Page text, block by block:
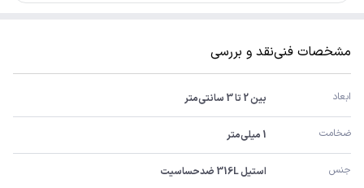
مشخصات فنینقد و بررسی
ابعاد بین 2 تا 3 سانتی‌متر
ضخامت 1 میلی‌متر
جنس استیل 316L ضدحساسیت